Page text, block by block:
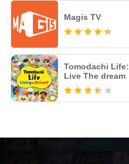
Magis TV
Tomodachi Life:
Live The dream